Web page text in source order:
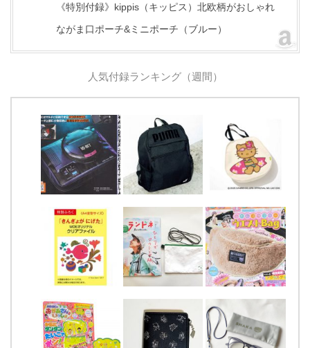
《特別付録》kippis（キッピス）北欧柄がおしゃれ
ながま口ポーチ&ミニポーチ（ブルー）
人気付録ランキング（週間）